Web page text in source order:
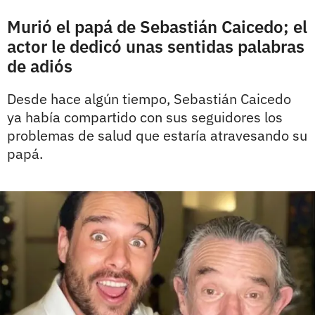
Murió el papá de Sebastián Caicedo; el
actor le dedicó unas sentidas palabras
de adiós
Desde hace algún tiempo, Sebastián Caicedo
ya había compartido con sus seguidores los
problemas de salud que estaría atravesando su
papá.